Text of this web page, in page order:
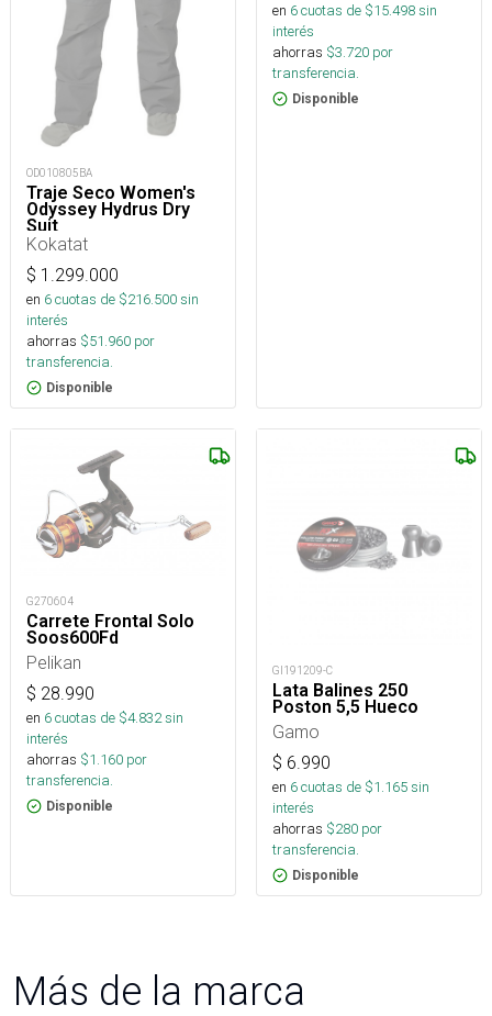
OD010805BA
Traje Seco Women's
Odyssey Hydrus Dry
Suit
Kokatat
$ 1.299.000
en 6cuotas de $216.500sin
interés
ahorras $51.960 por
transferencia.
Disponible
en 6cuotas de $15.498sin
interés
ahorras $3.720 por
transferencia.
Disponible
G270604
Carrete Frontal Solo
Soos600Fd
Pelikan
$ 28.990
en 6cuotas de $4.832sin
interés
ahorras $1.160 por
transferencia.
Disponible
GI191209-C
Lata Balines 250
Poston 5,5 Hueco
Gamo
$ 6.990
en 6cuotas de $1.165sin
interés
ahorras $280 por
transferencia.
Disponible
Más de la marca